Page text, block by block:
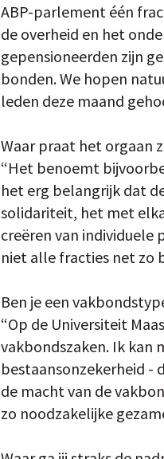
ABP-parlement één
de overheid en het
gepensioneerden zijn
bonden. We hopen
leden deze maand
Waar praat het orgaan
“Het benoemt
het erg belangrijk dat
solidariteit, het met
creëren van individuele
niet alle fracties net zo
Ben je een
“Op de Universiteit
vakbondszaken. Ik kan
bestaansonzekerheid -
de macht van de
zo noodzakelijke